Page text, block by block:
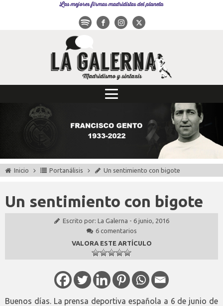
Las mejores firmas madridistas del planeta
Inicio Portanálisis Un sentimiento con bigote
Un sentimiento con bigote
Escrito por: La Galerna - 6 junio, 2016
6 comentarios
VALORA ESTE ARTÍCULO
Buenos días. La prensa deportiva española a 6 de junio de